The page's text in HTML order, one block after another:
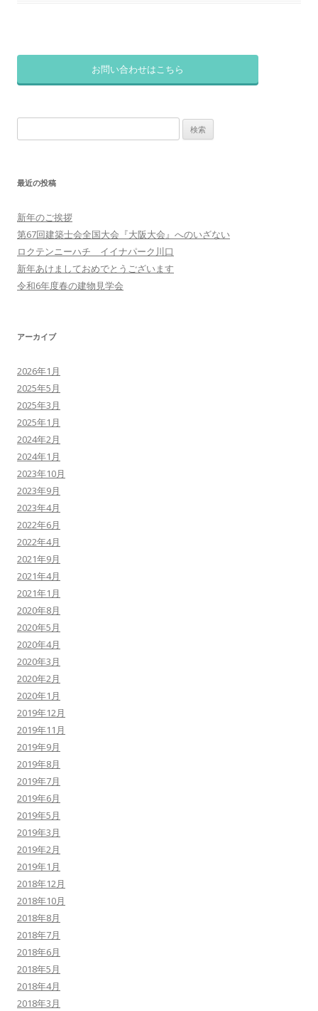
お問い合わせはこちら
索:
最近の投稿
新年のご挨拶
第67回建築士会全国大会『大阪大会』へのいざない
ロクテンニーハチ イイナパーク川口
新年あけましておめでとうございます
令和6年度春の建物見学会
アーカイブ
2026年1月
2025年5月
2025年3月
2025年1月
2024年2月
2024年1月
2023年10月
2023年9月
2023年4月
2022年6月
2022年4月
2021年9月
2021年4月
2021年1月
2020年8月
2020年5月
2020年4月
2020年3月
2020年2月
2020年1月
2019年12月
2019年11月
2019年9月
2019年8月
2019年7月
2019年6月
2019年5月
2019年3月
2019年2月
2019年1月
2018年12月
2018年10月
2018年8月
2018年7月
2018年6月
2018年5月
2018年4月
2018年3月